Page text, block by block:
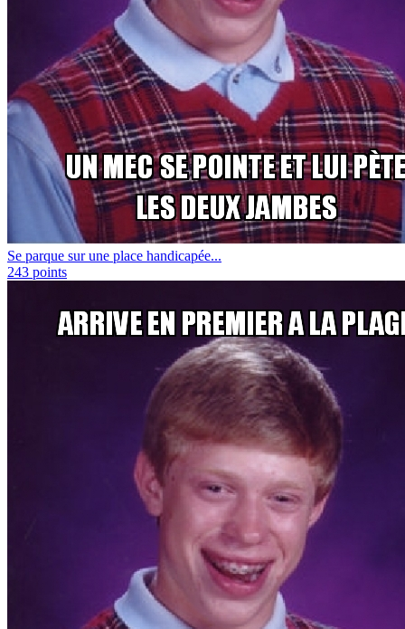
Se parque sur une place handicapée...
243 points